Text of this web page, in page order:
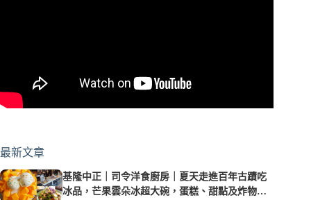
最新文章
基隆中正｜司令洋食廚房｜夏天走進百年古蹟吃
冰品，芒果雲朵冰超大碗，蛋糕、甜點及炸物都